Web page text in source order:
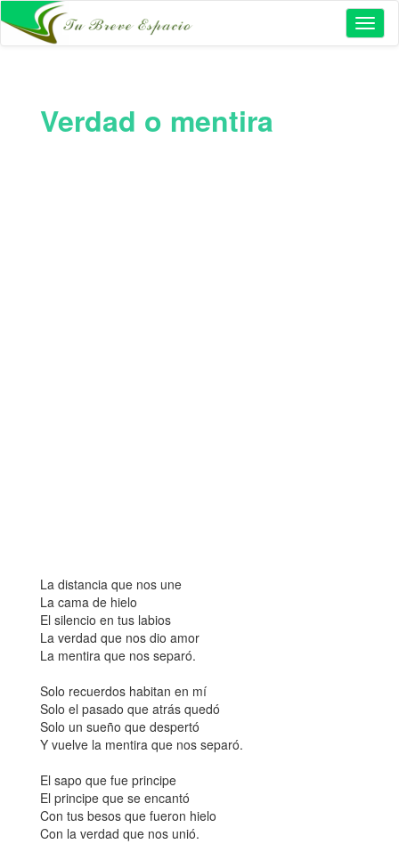
Verdad o mentira
La distancia que nos une
La cama de hielo
El silencio en tus labios
La verdad que nos dio amor
La mentira que nos separó.
Solo recuerdos habitan en mí
Solo el pasado que atrás quedó
Solo un sueño que despertó
Y vuelve la mentira que nos separó.
El sapo que fue principe
El principe que se encantó
Con tus besos que fueron hielo
Con la verdad que nos unió.